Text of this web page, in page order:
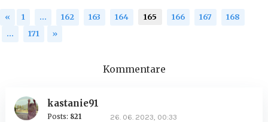
« 1 … 162 163 164 165 166 167
168
…
171 »
Kommentare
kastanie91
Posts: 821 26. 06. 2023, 00:33